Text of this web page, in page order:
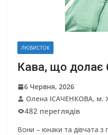
ЛЮБИСТОК
Кава, що долає
6 Червня, 2026
Олена ІСАЧЕНКОВА, м.
482 переглядів
Вони – юнаки та дівчата з